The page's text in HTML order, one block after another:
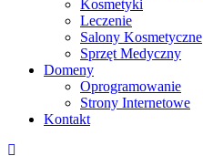
Kosmetyki
Leczenie
Salony Kosmetyczne
Sprzęt Medyczny
Domeny
Oprogramowanie
Strony Internetowe
Kontakt